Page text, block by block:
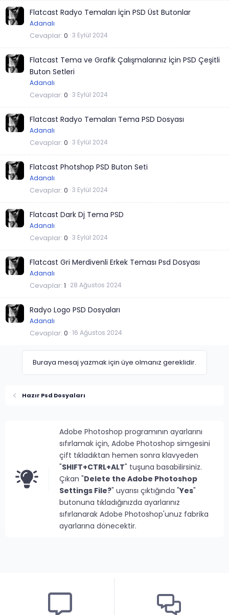
Flatcast Radyo Temaları İçin PSD Üst Butonlar
Adanalı
Cevaplar 0 3 Eylül 2024
Flatcast Tema ve Grafik Çalışmalarınız İçin PSD Çeşitli
Buton Setleri
Adanalı
Cevaplar 0 3 Eylül 2024
Flatcast Radyo Temaları Tema PSD Dosyası
Adanalı
Cevaplar 0 3 Eylül 2024
Flatcast Photshop PSD Buton Seti
Adanalı
Cevaplar 0 3 Eylül 2024
Flatcast Dark Dj Tema PSD
Adanalı
Cevaplar 0 3 Eylül 2024
Flatcast Gri Merdivenli Erkek Teması Psd Dosyası
Adanalı
Cevaplar 1 28 Ağustos 2024
Radyo Logo PSD Dosyaları
Adanalı
Cevaplar 0 16 Ağustos 2024
Buraya mesaj yazmak için üye olmanız gereklidir.
Hazır Psd Dosyaları
Adobe Photoshop programının ayarlarını
sıfırlamak için, Adobe Photoshop simgesini
çift tıkladıktan hemen sonra klavyeden
"SHIFT+CTRL+ALT" tuşuna basabilirsiniz.
Çıkan "Delete the Adobe Photoshop
Settings File?" uyarısı çıktığında "Yes"
butonuna tıkladığınızda ayarlarınız
sıfırlanarak Adobe Photoshop'unuz fabrika
ayarlarına dönecektir.